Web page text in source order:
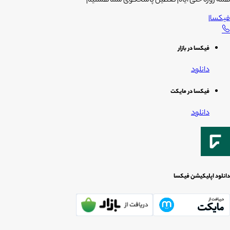
فیکسا|
فیکسا در بازار
دانلود
فیکسا در مایکت
دانلود
دانلود اپلیکیشن فیکسا